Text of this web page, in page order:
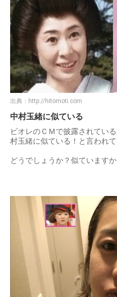
出典： http://hitomoti.com
中村玉緒に似ている
ビオレのＣＭで披露されてい
村玉緒に似ている！と言われて
どうでしょうか？似ていますか